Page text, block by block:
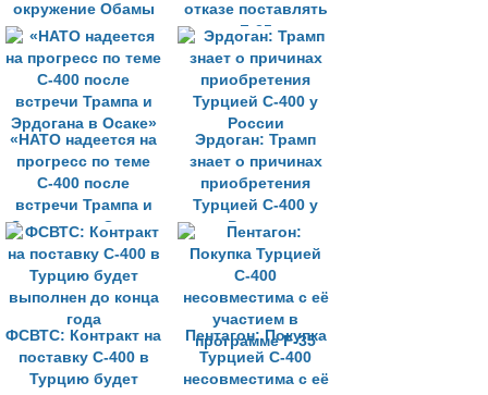
окружение Обамы
отказе поставлять
F-35
«НАТО надеется на
прогресс по теме
С-400 после
встречи Трампа и
Эрдогана в Осаке»
Эрдоган: Трамп
знает о причинах
приобретения
Турцией С-400 у
России
ФСВТС: Контракт на
поставку С-400 в
Турцию будет
Пентагон: Покупка
Турцией С-400
несовместима с её